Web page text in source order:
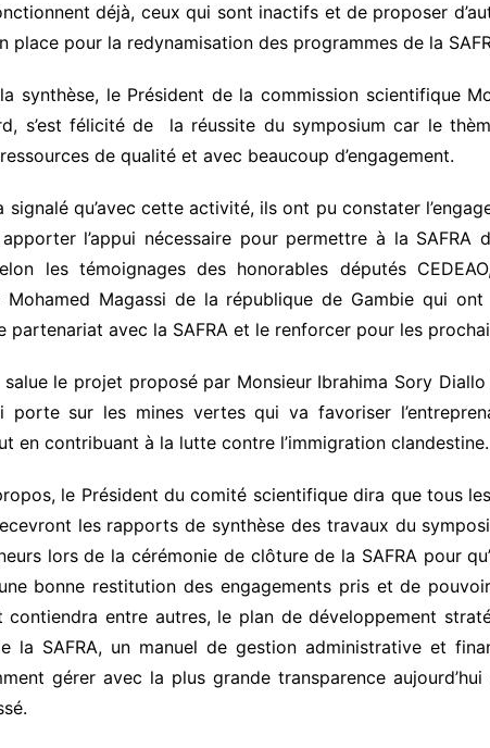
déjà, ceux qui sont inactifs et de proposer
place pour la redynamisation des programmes de la
synthèse, le Président de la commission scientifique
s’est félicité de la réussite du symposium car le
de qualité et avec beaucoup d’engagement.
signalé qu’avec cette activité, ils ont pu constater
l’appui nécessaire pour permettre à la SAFRA
les témoignages des honorables députés
Mohamed Magassi de la république de Gambie qui
partenariat avec la SAFRA et le renforcer pour les
le projet proposé par Monsieur Ibrahima Sory Diallo
porte sur les mines vertes qui va favoriser
en contribuant à la lutte contre l’immigration clandestine.
le Président du comité scientifique dira que tous
les rapports de synthèse des travaux du
lors de la cérémonie de clôture de la SAFRA pour
bonne restitution des engagements pris et de
contiendra entre autres, le plan de développement
la SAFRA, un manuel de gestion administrative et
gérer avec la plus grande transparence